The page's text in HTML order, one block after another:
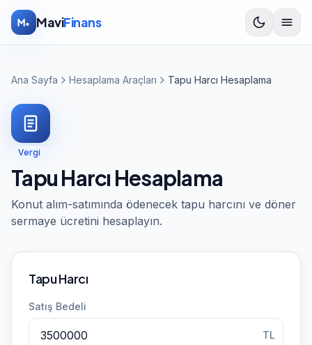
İçeriğe atla
MaviFinans
Ana Sayfa Hesaplama Araçları Tapu Harcı Hesaplama
Vergi
Tapu Harcı Hesaplama
Konut alım-satımında ödenecek tapu harcını ve döner
sermaye ücretini hesaplayın.
Tapu Harcı
Satış Bedeli
TL